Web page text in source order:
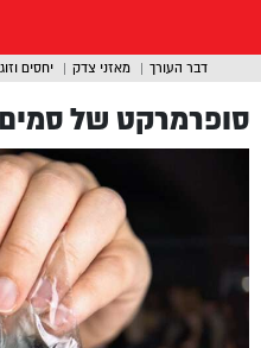
דבר העורך מאזני צדק יחסים
סופרמרקט של סמים